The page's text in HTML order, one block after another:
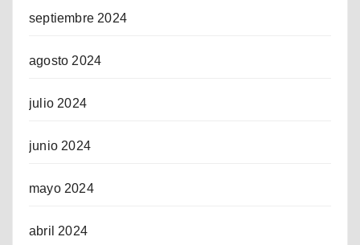
septiembre 2024
agosto 2024
julio 2024
junio 2024
mayo 2024
abril 2024